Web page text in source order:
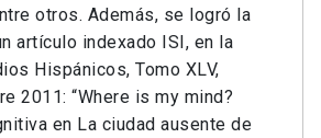
otros. Además, se logró la
artículo indexado ISI, en la
Hispánicos, Tomo XLV,
2011: “Where is my mind?
en La ciudad ausente de